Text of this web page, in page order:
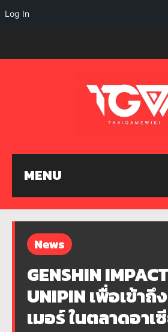
MENU
News
GENSHIN
UNIPIN เพื่อเข้าถึ
เมอร์ ในตลาดอาเ
Log In